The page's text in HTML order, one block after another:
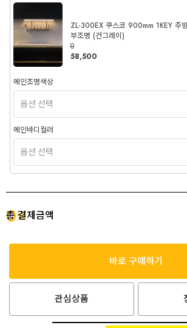
ZL-300EX 쿠스코 900mm 1KEY 주
부조명 (건그레이)
0
58,500
메인조명색상
메인바디컬러
총 결제금액
0원
바로 구매하기
관심상품